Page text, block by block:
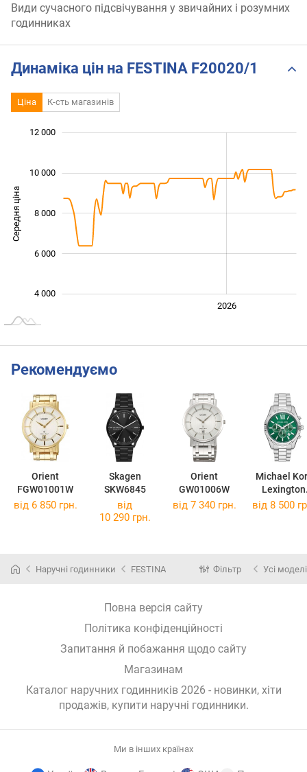
Види сучасного підсвічування у звичайних і розумних
годинниках
Динаміка цін на FESTINA F20020/1
Ціна К-сть магазинів
Середня ціна 10 000
4 000
6 000
8 000
10 000
12 000
2026
Рекомендуємо
Orient
FGW01001W
Skagen
SKW6845
Orient
GW01006W
Michael
Lexington
MK9152
від 6 850 грн.
від
10 290 грн.
від 7 340 грн. від 8 500
Наручні годинники FESTINA Фільтр Усі моделі
Повна версія сайту
Політика конфіденційності
Запитання й побажання щодо сайту
Магазинам
Каталог наручних годинників 2026 - новинки, хіти
продажів, купити наручні годинники.
Ми в інших країнах